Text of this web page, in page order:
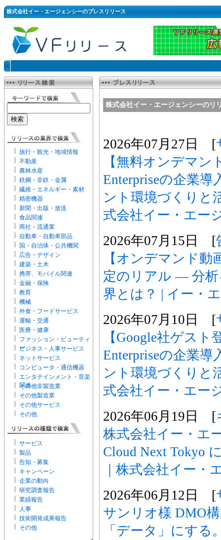
株式会社イー・エージェンシーのプレスリリース
旅行・観光・地域情報
不動産
農林水産
鉄鋼・非鉄・金属
繊維・エネルギー・素材
精密機器
新聞・出版・放送
食品関連
商社・流通業
自動車・自動車部品
国・自治体・公共機関
広告・デザイン
建築・土木
携帯、モバイル関連
金融・保険
教育
機械
外食・フードサービス
運輸・交通
医療・健康
ファッション・ビューティ
ー
ビジネス・人事サービス
ネットサービス
コンピュータ・通信機器
エンタテインメント・音楽
関連
その他非製造業
その他製造業
その他サービス
その他
サービス
製品
告知・募集
キャンペーン
企業の動向
研究調査報告
業績報告
人事
技術開発成果報告
その他
株式会社イー・エージェンシーのリ
2026年07月27日 [
【無料オンデマン
Enterpriseの企業
ント環境づくりと
式会社イー・エー
2026年07月15日 [
【オンデマンド
定のリアル ― 分
界とは？ | イー・
2026年07月10日 [
【Google社ゲスト
Enterpriseの企業
ント環境づくりと
式会社イー・エー
2026年06月19日 [
株式会社イー・エ
Cloud Next Tokyo
｜株式会社イー・
2026年06月12日 [
サンリオ様 DMO
「データ」にす